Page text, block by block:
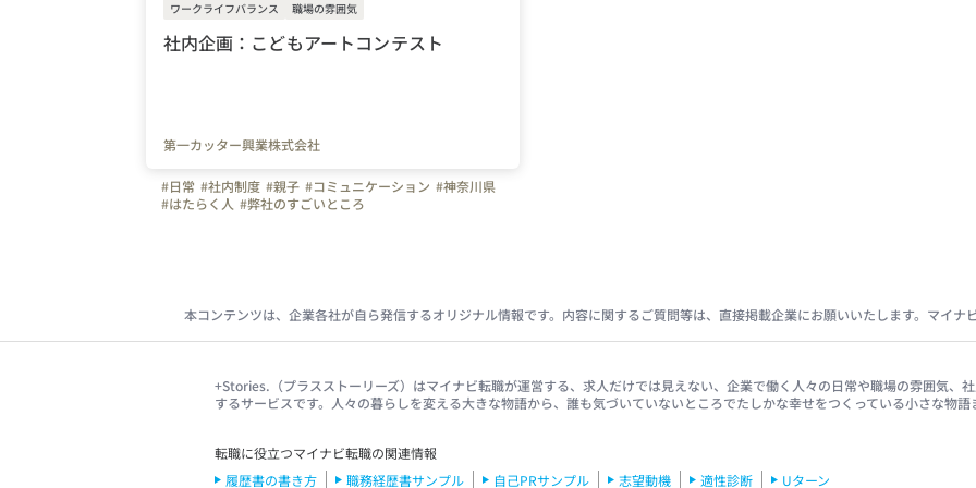
ワークライフバランス 職場の雰囲気
社内企画：こどもアートコンテスト
第一カッター興業株式会社
#日常 #社内制度 #親子 #コミュニケーション #神奈川県
#はたらく人 #弊社のすごいところ
本コンテンツは、企業各社が自ら発信するオリジナル情報です。内容に関するご質問等は、直接掲載企業にお願いいたします。マイ
+Stories.（プラスストーリーズ）はマイナビ転職が運営する、求人だけでは見えない、企業で働く人々の日常や職場の雰囲気、
するサービスです。人々の暮らしを変える大きな物語から、誰も気づいていないところでたしかな幸せをつくっている小さな物
転職に役立つマイナビ転職の関連情報
履歴書の書き方
職務経歴書サンプル 自己PRサンプル 志望動機 適性診断 Uターン